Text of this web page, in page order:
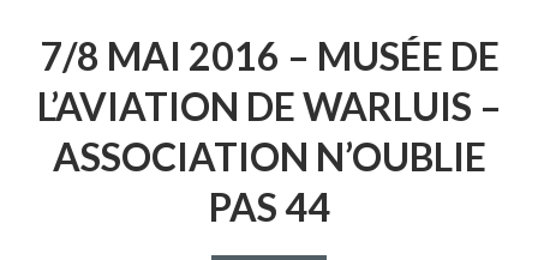
7/8 MAI 2016 – MUSÉE DE
L’AVIATION DE WARLUIS –
ASSOCIATION N’OUBLIE
PAS 44